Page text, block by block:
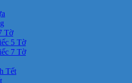
Tờ
5 Tờ
7 Tờ
Tết